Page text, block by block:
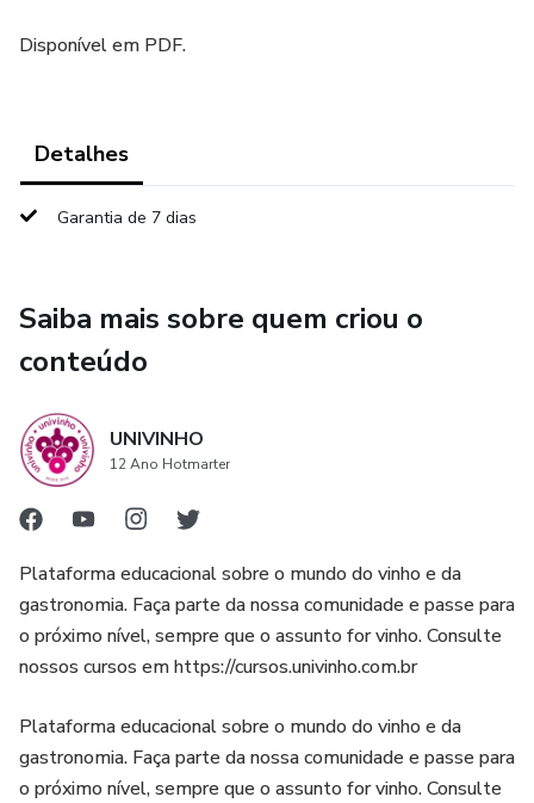
Disponível em PDF.
Detalhes
Garantia de 7 dias
Saiba mais sobre quem criou o
conteúdo
UNIVINHO
12 Ano Hotmarter
Plataforma educacional sobre o mundo do vinho e da
gastronomia. Faça parte da nossa comunidade e passe para
o próximo nível, sempre que o assunto for vinho. Consulte
nossos cursos em https://cursos.univinho.com.br
Plataforma educacional sobre o mundo do vinho e da
gastronomia. Faça parte da nossa comunidade e passe para
o próximo nível, sempre que o assunto for vinho. Consulte